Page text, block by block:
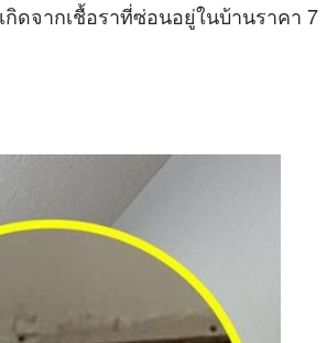
ดจากเชื้อราที่ซ่อนอยู่ในบ้านราคา 7